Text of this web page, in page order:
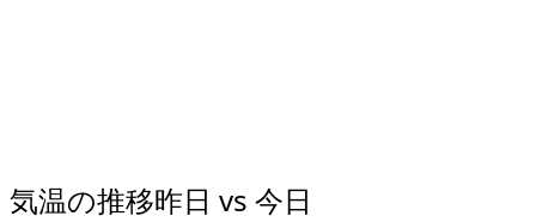
気温の推移昨日 vs 今日